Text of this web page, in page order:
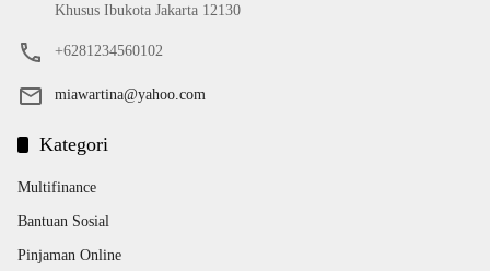
Khusus Ibukota Jakarta 12130
+6281234560102
miawartina@yahoo.com
Kategori
Multifinance
Bantuan Sosial
Pinjaman Online